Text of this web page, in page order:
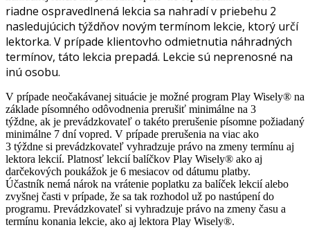
riadne ospravedlnená lekcia sa nahradí v priebehu 2
nasledujúcich týždňov novým termínom lekcie, ktorý určí
lektorka. V prípade klientovho odmietnutia náhradných
termínov, táto lekcia prepadá. Lekcie sú neprenosné na
inú osobu.
V prípade neočakávanej situácie je možné program Play Wisely® na
základe písomného odôvodnenia prerušiť minimálne na 3
týždne, ak je prevádzkovateľ o takéto prerušenie písomne požiadaný
minimálne 7 dní vopred. V prípade prerušenia na viac ako
3 týždne si prevádzkovateľ vyhradzuje právo na zmeny termínu aj
lektora lekcií. Platnosť lekcií balíčkov Play Wisely® ako aj
darčekových poukážok je 6 mesiacov od dátumu platby.
Účastník nemá nárok na vrátenie poplatku za balíček lekcií alebo
zvyšnej časti v prípade, že sa tak rozhodol už po nastúpení do
programu. Prevádzkovateľ si vyhradzuje právo na zmeny času a
termínu konania lekcie, ako aj lektora Play Wisely®.